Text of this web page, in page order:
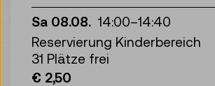
Sa 08.08. 14:00–14:40
Reservierung Kinderbereich
31 Plätze frei
€ 2,50